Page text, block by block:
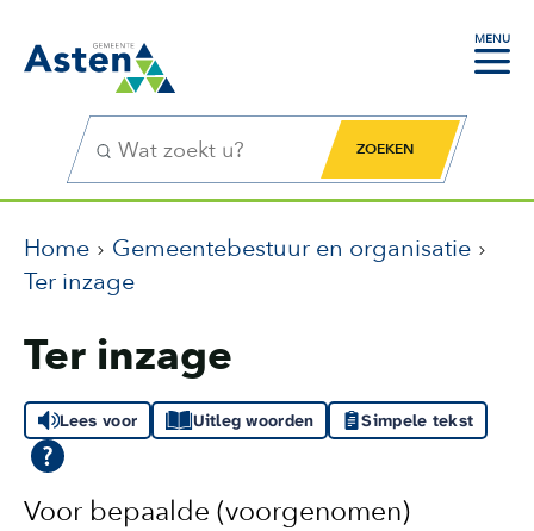
MENU
Zoekfunctie Zoekknop
Home
Gemeentebestuur en organisatie
Ter inzage
Ter inzage
Lees voor Uitleg woorden Simpele tekst
Voor bepaalde (voorgenomen)